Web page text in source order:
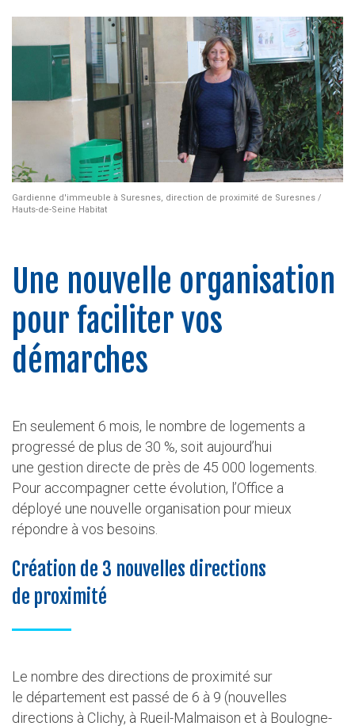
Gardienne d'immeuble à Suresnes, direction de proximité de Suresnes /
Hauts-de-Seine Habitat
Une nouvelle organisation
pour faciliter vos
démarches
En seulement 6 mois, le nombre de logements a
progressé de plus de 30 %, soit aujourd’hui
une gestion directe de près de 45 000 logements.
Pour accompagner cette évolution, l’Office a
déployé une nouvelle organisation pour mieux
répondre à vos besoins.
Création de 3 nouvelles directions
de proximité
Le nombre des directions de proximité sur
le département est passé de 6 à 9 (nouvelles
directions à Clichy, à Rueil-Malmaison et à Boulogne-